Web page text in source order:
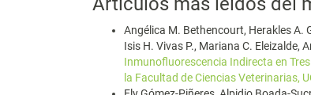
Angélica M. Bethencourt, Herakles A.
Isis H. Vivas P., Mariana C. Eleizalde,
Inmunofluorescencia Indirecta en
la Facultad de Ciencias Veterinarias,